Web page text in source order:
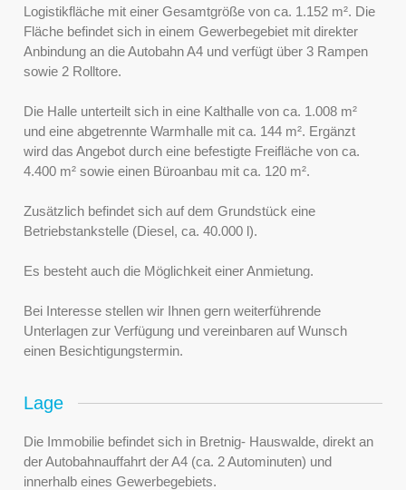
Logistikfläche mit einer Gesamtgröße von ca. 1.152 m². Die
Fläche befindet sich in einem Gewerbegebiet mit direkter
Anbindung an die Autobahn A4 und verfügt über 3 Rampen
sowie 2 Rolltore.
Die Halle unterteilt sich in eine Kalthalle von ca. 1.008 m²
und eine abgetrennte Warmhalle mit ca. 144 m². Ergänzt
wird das Angebot durch eine befestigte Freifläche von ca.
4.400 m² sowie einen Büroanbau mit ca. 120 m².
Zusätzlich befindet sich auf dem Grundstück eine
Betriebstankstelle (Diesel, ca. 40.000 l).
Es besteht auch die Möglichkeit einer Anmietung.
Bei Interesse stellen wir Ihnen gern weiterführende
Unterlagen zur Verfügung und vereinbaren auf Wunsch
einen Besichtigungstermin.
Lage
Die Immobilie befindet sich in Bretnig- Hauswalde, direkt an
der Autobahnauffahrt der A4 (ca. 2 Autominuten) und
innerhalb eines Gewerbegebiets.